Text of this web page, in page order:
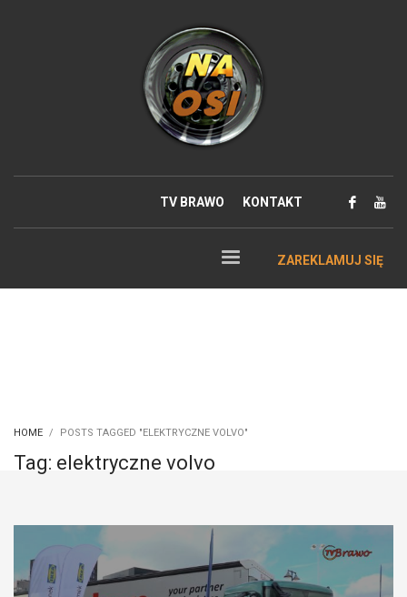
TV BRAWO KONTAKT
ZAREKLAMUJ SIĘ
HOME POSTS TAGGED "ELEKTRYCZNE VOLVO"
Tag: elektryczne volvo